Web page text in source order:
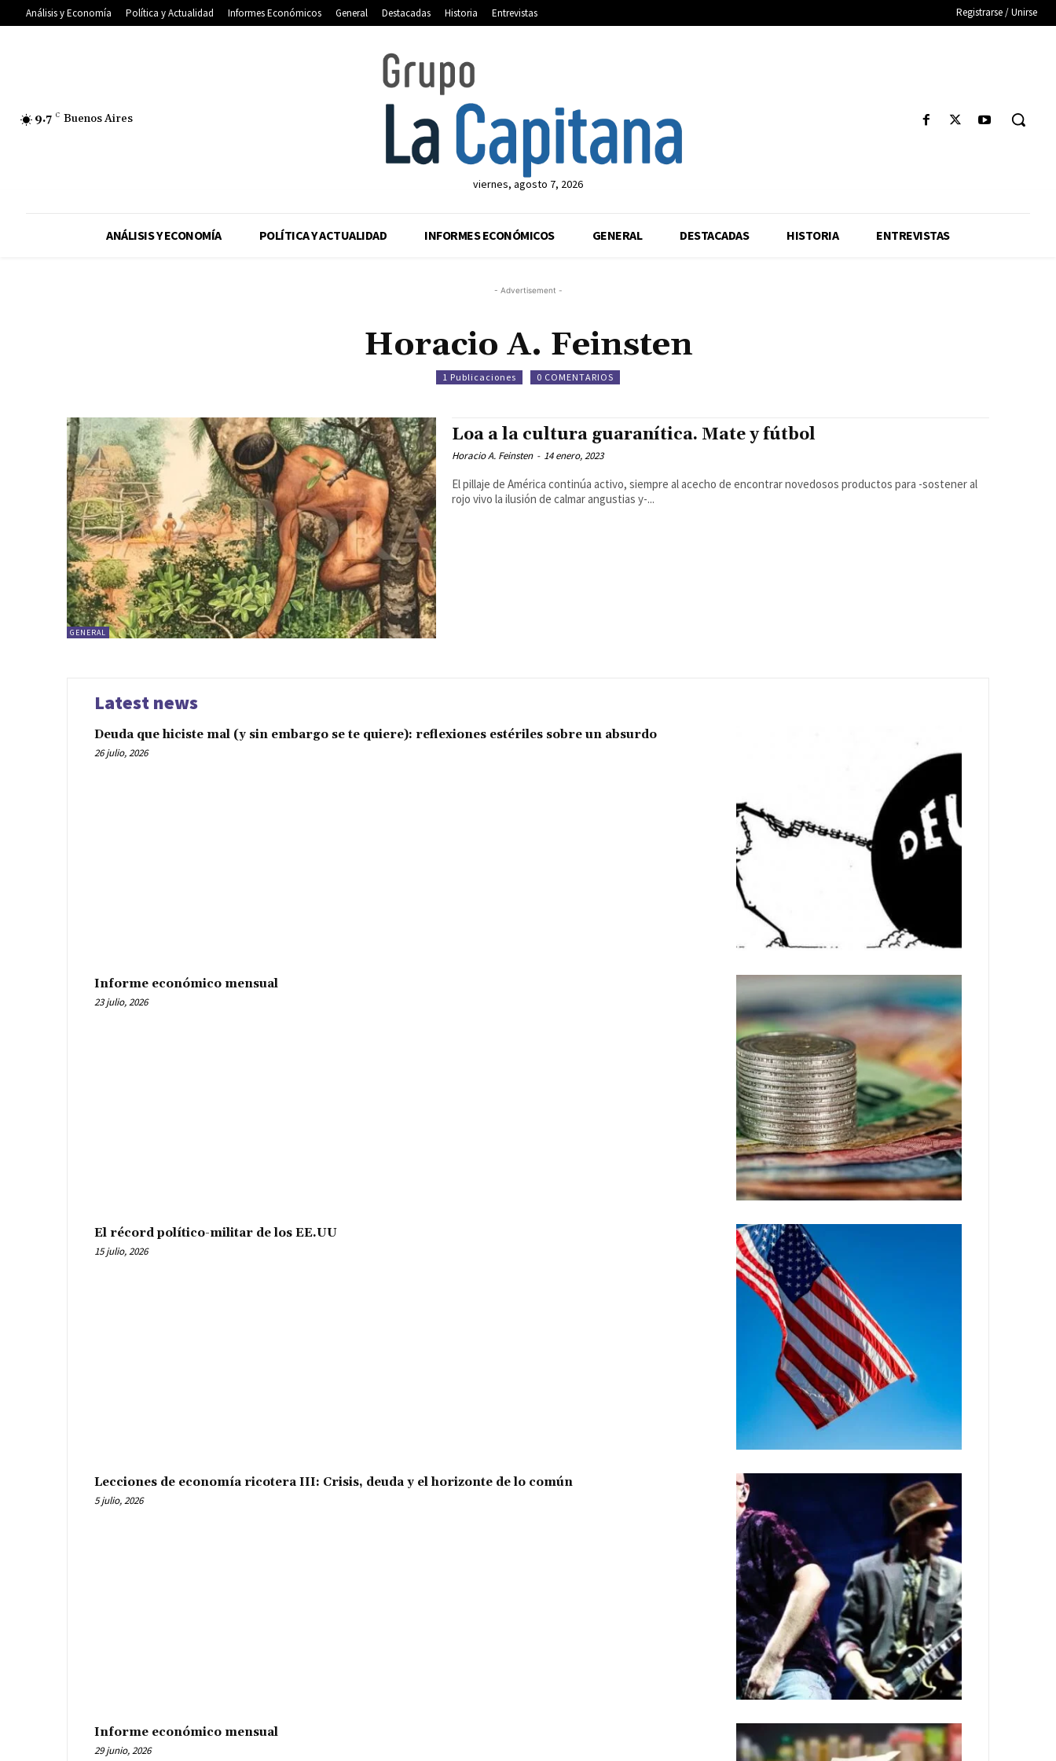
Análisis y Economía Política y Actualidad Informes Económicos General Destacadas Historia Entrevistas Registrarse / Unirse
9.7 C Buenos Aires
viernes, agosto 7, 2026
ANÁLISIS Y ECONOMÍA POLÍTICA Y ACTUALIDAD INFORMES ECONÓMICOS GENERAL DESTACADAS HISTORIA ENTREVISTAS
- Advertisement -
Horacio A. Feinsten
1 Publicaciones 0 COMENTARIOS
GENERAL
Loa a la cultura guaranítica. Mate y fútbol
Horacio A. Feinsten - 14 enero, 2023
El pillaje de América continúa activo, siempre al acecho de encontrar novedosos productos para -sostener al
rojo vivo la ilusión de calmar angustias y-...
Latest news
Deuda que hiciste mal (y sin embargo se te quiere): reflexiones estériles sobre un absurdo
26 julio, 2026
Informe económico mensual
23 julio, 2026
El récord político-militar de los EE.UU
15 julio, 2026
Lecciones de economía ricotera III: Crisis, deuda y el horizonte de lo común
5 julio, 2026
Informe económico mensual
29 junio, 2026